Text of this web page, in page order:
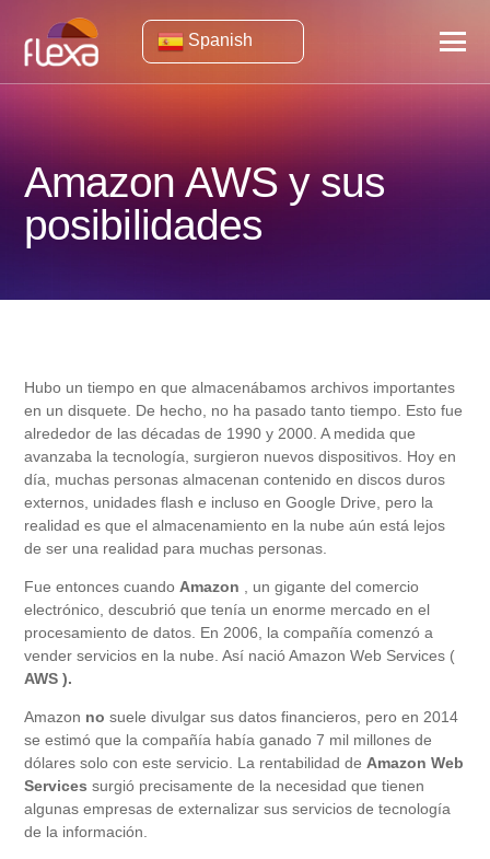
Spanish
Amazon AWS y sus
posibilidades
Hubo un tiempo en que almacenábamos archivos importantes
en un disquete. De hecho, no ha pasado tanto tiempo. Esto fue
alrededor de las décadas de 1990 y 2000. A medida que
avanzaba la tecnología, surgieron nuevos dispositivos. Hoy en
día, muchas personas almacenan contenido en discos duros
externos, unidades flash e incluso en Google Drive, pero la
realidad es que el almacenamiento en la nube aún está lejos
de ser una realidad para muchas personas.
Fue entonces cuando Amazon , un gigante del comercio
electrónico, descubrió que tenía un enorme mercado en el
procesamiento de datos. En 2006, la compañía comenzó a
vender servicios en la nube. Así nació Amazon Web Services (
AWS ).
Amazon no suele divulgar sus datos financieros, pero en 2014
se estimó que la compañía había ganado 7 mil millones de
dólares solo con este servicio. La rentabilidad de Amazon Web
Services surgió precisamente de la necesidad que tienen
algunas empresas de externalizar sus servicios de tecnología
de la información.